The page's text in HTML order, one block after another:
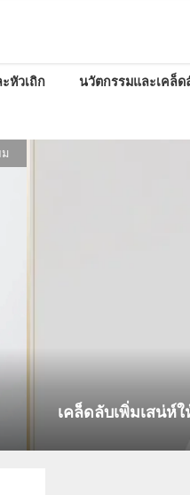
หัวเถิก นวัตกรรมและเคล็
นใจด้วยทรงผม
10 ยา
ยอดนิย